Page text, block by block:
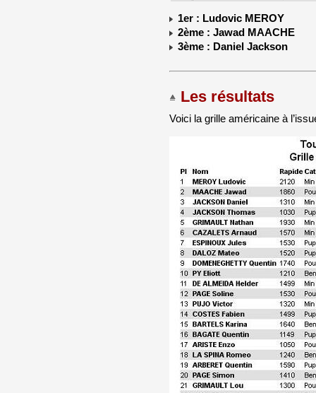
1er : Ludovic MEROY
2ème : Jawad MAACHE
3ème : Daniel Jackson
Les résultats
Voici la grille américaine à